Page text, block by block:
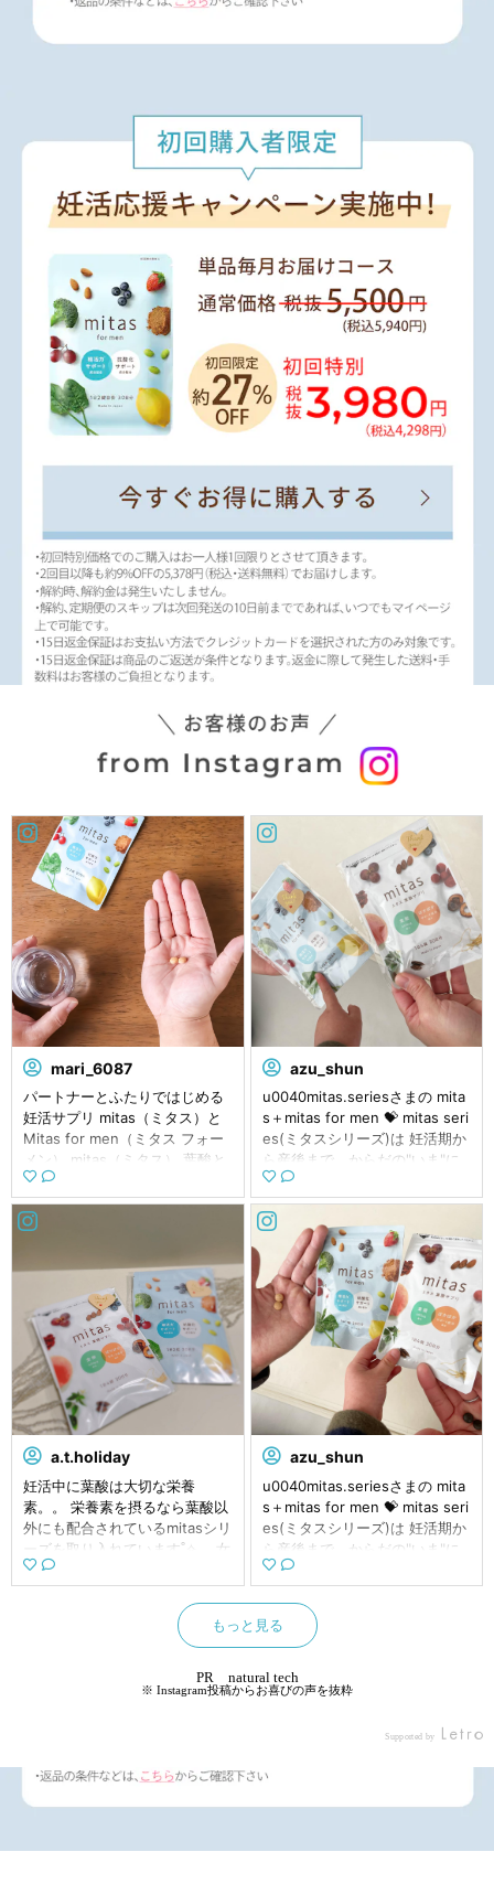
mari_6087
パートナーとふたりではじめる
妊活サプリ mitas（ミタス）と
Mitas for men（ミタス フォー
メン） mitas（ミタス） 葉酸と
鉄分、ビタミン、ミネラルを配
合して、しかも和漢素材で冷え
もケアしてくれる妊活〜妊娠期
r men（ミタス フォー メン）
男性に不足しがちな、亜鉛やビ
タミンC・Eを配合されていて精
活力・抗酸化サポートしてくれ
る男性用妊活サプリです。 主人
の感想は パッケージがそれっぽ
くないので他の人に見られても
詮索されなさそうなのと、1日1
回2粒でいいので続けやすい と
の事でした。 妊活は何かと女性
な声からMitas for menは誕生
したそうです。 うちは幸いな事
に子宝に恵まれてこれといった
妊活はしていないのですが、妊
かった人も知っています。 これ
は私の偏見かもしれないです
が、女性が1人で頑張っていると
うに思います。 ふたりでちゃん
す。 #PR #naturaltech株式会社
#mitasformen #妊活 #妊活スタ
ート #ふたりでmitas #男性のmi
uraltech_fan
azu_shun
u0040mitas.seriesさまの mita
s＋mitas for men 💝 mitas seri
es(ミタスシリーズ)は 妊活期か
ら産後まで、からだの"いま"に
合わせた 時期別葉酸サプリ💊
・mitas（ミタス） 妊活期に適
した栄養素で悩みをサポート
🙆🏻‍♀️ 厚生労働省の定める葉酸40
0μg、鉄分5mgのほか 各種ビタ
ミンやミネラルなどの栄養素を
しっかり配合🥣 さらに和漢素材
の温活力で妊活の大敵である冷
えもケア☺️ ・mitas for men
（ミタス フォー メン） 誕生の
きっかけは mitasシリーズを愛
用している愛用者からの声💬 妊
活中の女性の多くが 1人で悩み
を抱えてしまうケースが多いそ
のために👫🏻 妊活経験のある愛
用者2000名の声から生まれた
男性用妊活サプリ💊 WHO発表
の不妊症原因調査によると 不妊
ると言われているそう😳 精活力
サポート×抗酸化サポート✨ ⚪︎
男性妊活で不足しがちな亜鉛や
で 男性の妊活に必要不可欠なマ
素に 抗酸化サポート成分のビタ
ミンC・Eを豊富に配合🥣 不足
てくれる☺️ ⚪︎日々の疲労感を解
ポート 抗酸化作用が高いビタミ
a.t.holiday
妊活中に葉酸は大切な栄養
素。。 栄養素を摂るなら葉酸以
外にも配合されているmitasシリ
ーズを取り入れています˚✧₊⁎ 女
性だけでなく彼と一緒に妊活で
きるmitas for menもあり、ふ
たりで妊活に取り組むことがで
きるのも嬉しいポイント。。
「mitas Series(ミタスシリー
ズ)」は妊活期から産後まで、か
らだの「いま」に合わせた時期
「mitas（ミタス）」は厚生労働
省の定める葉酸400μg、鉄分5
azu_shun
u0040mitas.seriesさまの mita
s＋mitas for men 💝 mitas seri
es(ミタスシリーズ)は 妊活期か
ら産後まで、からだの"いま"に
合わせた 時期別葉酸サプリ💊
・mitas（ミタス） 妊活期に適
した栄養素で悩みをサポート
🙆🏻‍♀️ 厚生労働省の定める葉酸40
0μg、鉄分5mgのほか 各種ビタ
ミンやミネラルなどの栄養素を
しっかり配合🥣 さらに和漢素材
えもケア☺️ ・mitas for men
きっかけは mitasシリーズを愛
もっと見る
※ Instagram投稿からお喜びの声を抜粋
PR natural tech
Supported by